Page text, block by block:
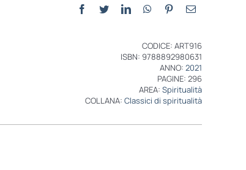
CODICE: ART916
ISBN: 9788892980631
ANNO:2021
PAGINE: 296
AREA:Spiritualità
COLLANA:Classici di spiritualità